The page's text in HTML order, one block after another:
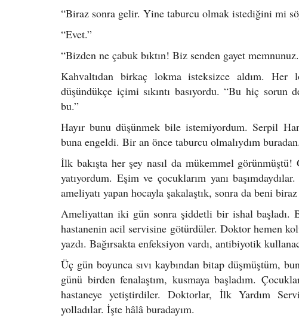
“Biraz sonra gelir. Yine taburcu olmak istediğini mi
“Evet.”
“Bizden ne çabuk bıktın! Biz senden gayet
Kahvaltıdan birkaç lokma isteksizce aldım. Her
düşündükçe içimi sıkıntı basıyordu. “Bu hiç
bu.”
Hayır bunu düşünmek bile istemiyordum. Serpil
buna engeldi. Bir an önce taburcu olmalıydım buradan.
İlk bakışta her şey nasıl da mükemmel görünmüştü!
yatıyordum. Eşim ve çocuklarım yanı
ameliyatı yapan hocayla şakalaştık, sonra da beni
Ameliyattan iki gün sonra şiddetli bir ishal başladı.
hastanenin acil servisine götürdüler. Doktor hemen
yazdı. Bağırsakta enfeksiyon vardı, antibiyotik
Üç gün boyunca sıvı kaybından bitap düşmüştüm,
günü birden fenalaştım, kusmaya başladım.
hastaneye yetiştirdiler. Doktorlar, İlk Yardım
yolladılar. İşte hâlâ buradayım.